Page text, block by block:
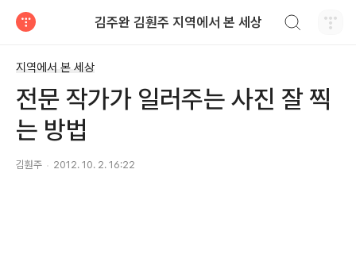
김주완 김훤주 지역에서 본 세상
지역에서 본 세상
전문 작가가 일러주는 사진 잘 찍
는 방법
김훤주 2012. 10. 2. 16:22